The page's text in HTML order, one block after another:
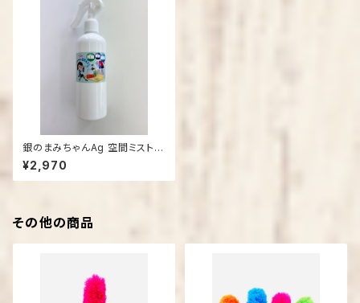
銀のまみちゃんAg 空間ミスト3
00㎖
¥2,970
その他の商品